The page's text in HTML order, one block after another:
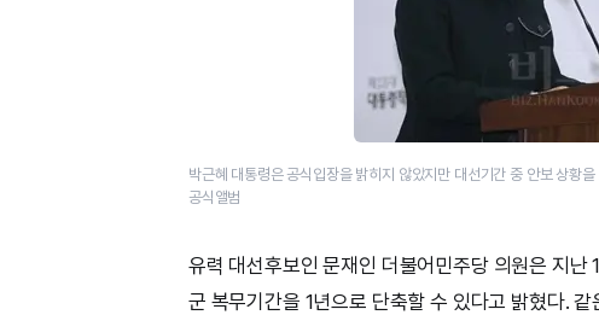
박근혜 대통령은 공식입장을 밝히지 않았지만 대선기간 중 안보 상황
공식앨범
유력 대선후보인 문재인 더불어민주당 의원은 지난
군 복무기간을 1년으로 단축할 수 있다고 밝혔다.